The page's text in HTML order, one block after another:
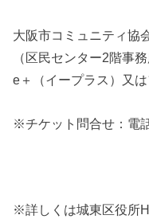
大阪市コミュニティ協
（区民センター2階事
e＋（イープラス）又
※チケット問合せ：電
※詳しくは城東区役所